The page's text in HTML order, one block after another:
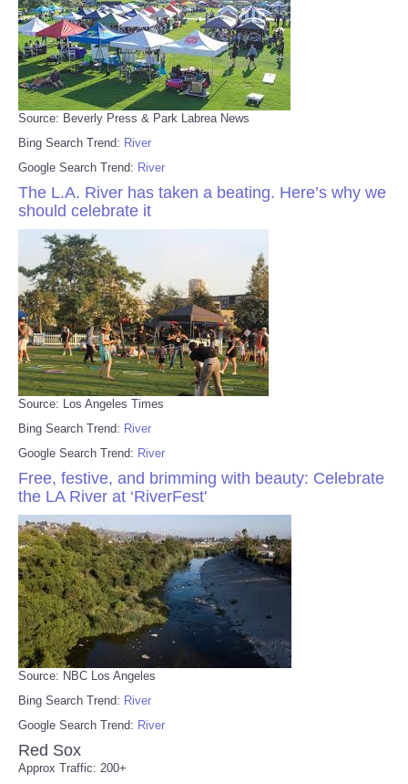
Source: Beverly Press & Park Labrea News
Bing Search Trend: River
Google Search Trend: River
The L.A. River has taken a beating. Here’s why we
should celebrate it
Source: Los Angeles Times
Bing Search Trend: River
Google Search Trend: River
Free, festive, and brimming with beauty: Celebrate
the LA River at ‘RiverFest'
Source: NBC Los Angeles
Bing Search Trend: River
Google Search Trend: River
Red Sox
Approx Traffic: 200+